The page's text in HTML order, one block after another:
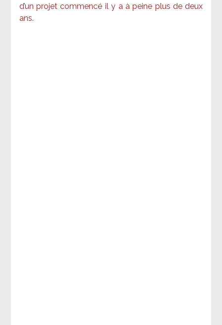
d’un projet commencé il y a à peine plus de deux
ans.